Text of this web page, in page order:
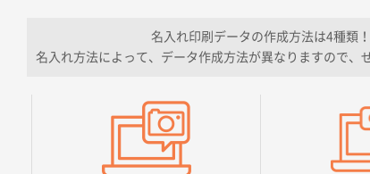
えた
ークリアファイル 1000枚 2026年06月11日 14:46
名入れ印刷データの作成方法は4種類！
名入れ方法によって、データ作成方法が異なりますので、